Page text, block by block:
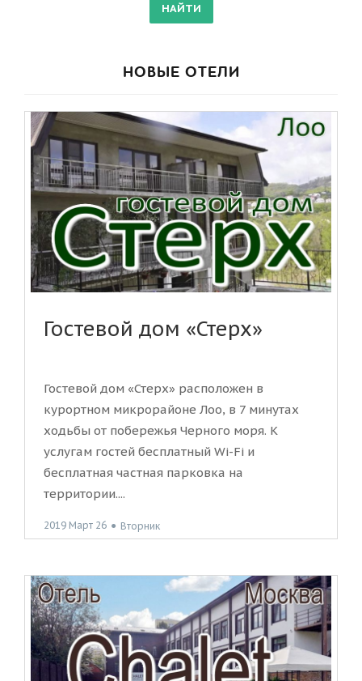
НОВЫЕ ОТЕЛИ
Гостевой дом «Стерх»
Гостевой дом «Стерх» расположен в
курортном микрорайоне Лоо, в 7 минутах
ходьбы от побережья Черного моря. К
услугам гостей бесплатный Wi-Fi и
бесплатная частная парковка на
территории....
2019 Март 26 ● Вторник